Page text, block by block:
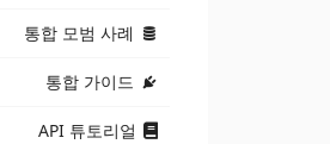
통합 모범 사례
통합 가이드
API 튜토리얼